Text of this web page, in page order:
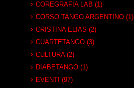
COREGRAFIA LAB (1)
CORSO TANGO ARGENTINO (1)
CRISTINA ELIAS (2)
CUARTETANGO (3)
CULTURA (2)
DIABETANGO (1)
EVENTI (97)